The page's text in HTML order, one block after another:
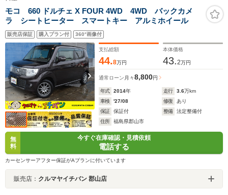
モコ 660 ドルチェ X FOUR 4WD 4WD バックカメ
ラ シートヒーター スマートキー アルミホイール
販売店保証 購入プラン付 360°画像付
支払総額
44.8万円
本体価格
43.2万円
通常ローン 月々8,800円
年式 2014年 走行 3.6万km
車検
'27/08 修復
あり
保証
保証付 整備
法定整備付
住所
福島県郡山市
無
料
今すぐ在庫確認・見積依頼
電話する
カーセンサーアフター保証がAプランに付いています
販売店： クルマヤイチバン 郡山店